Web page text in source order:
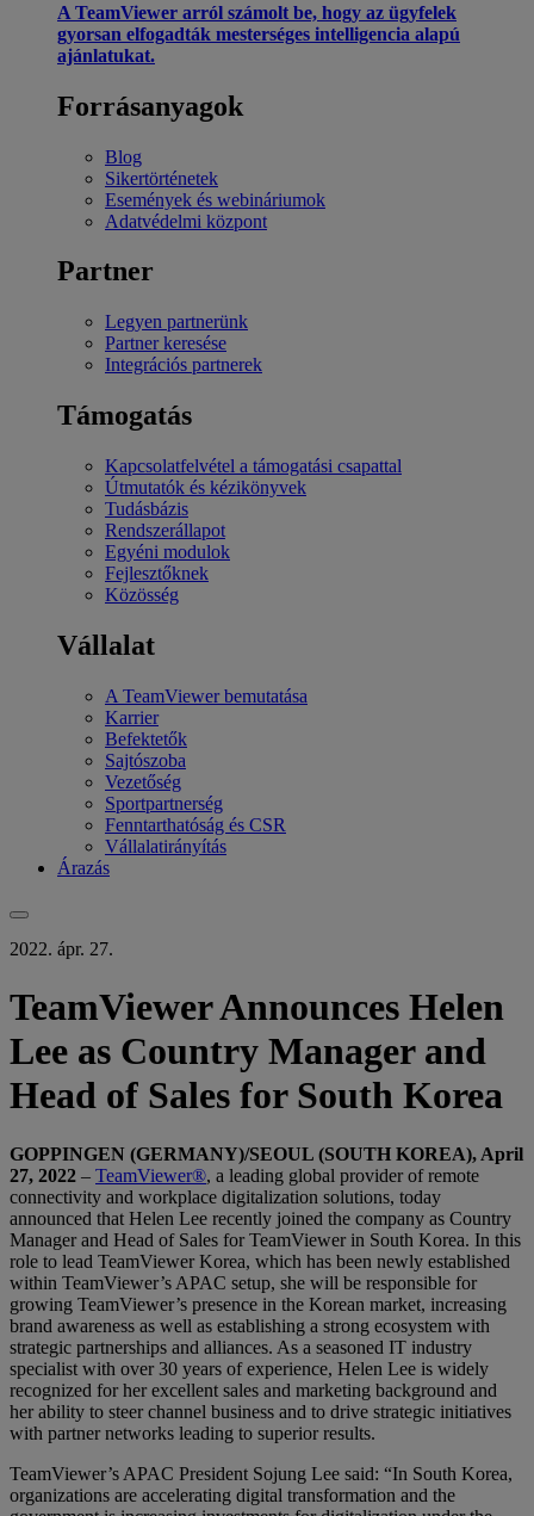
A TeamViewer arról számolt be, hogy az ügyfelek
gyorsan elfogadták mesterséges intelligencia alapú
ajánlatukat.
Forrásanyagok
Blog
Sikertörténetek
Események és webináriumok
Adatvédelmi központ
Partner
Legyen partnerünk
Partner keresése
Integrációs partnerek
Támogatás
Kapcsolatfelvétel a támogatási csapattal
Útmutatók és kézikönyvek
Tudásbázis
Rendszerállapot
Egyéni modulok
Fejlesztőknek
Közösség
Vállalat
A TeamViewer bemutatása
Karrier
Befektetők
Sajtószoba
Vezetőség
Sportpartnerség
Fenntarthatóság és CSR
Vállalatirányítás
Árazás
2022. ápr. 27.
TeamViewer Announces Helen
Lee as Country Manager and
Head of Sales for South Korea
GOPPINGEN (GERMANY)/SEOUL (SOUTH KOREA), April
27, 2022 – TeamViewer®, a leading global provider of remote
connectivity and workplace digitalization solutions, today
announced that Helen Lee recently joined the company as Country
Manager and Head of Sales for TeamViewer in South Korea. In this
role to lead TeamViewer Korea, which has been newly established
within TeamViewer’s APAC setup, she will be responsible for
growing TeamViewer’s presence in the Korean market, increasing
brand awareness as well as establishing a strong ecosystem with
strategic partnerships and alliances. As a seasoned IT industry
specialist with over 30 years of experience, Helen Lee is widely
recognized for her excellent sales and marketing background and
her ability to steer channel business and to drive strategic initiatives
with partner networks leading to superior results.
TeamViewer’s APAC President Sojung Lee said: “In South Korea,
organizations are accelerating digital transformation and the